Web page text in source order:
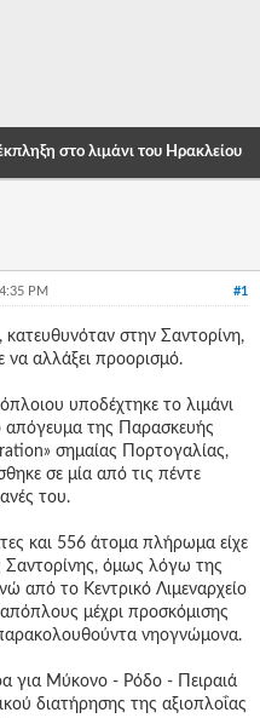
στο λιμάνι του Ηρακλείου
#1
PM
στην Σαντορίνη,
να αλλάξει προορισμό.
υποδέχτηκε το λιμάνι
της Παρασκευής
σημαίας Πορτογαλίας,
σε μία από τις πέντε
του.
και 556 άτομα πλήρωμα είχε
Σαντορίνης, όμως λόγω της
από το Κεντρικό Λιμεναρχείο
μέχρι προσκόμισης
νηογνώμονα.
για Μύκονο - Ρόδο - Πειραιά
διατήρησης της αξιοπλοΐας